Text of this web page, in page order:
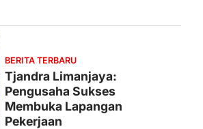
situasi…
BERITA TERBARU
Tjandra Limanjaya:
Pengusaha Sukses
Membuka Lapangan
Pekerjaan